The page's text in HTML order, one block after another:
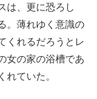
は、更に恐ろし
。薄れゆく意識の
くれるだろうとレ
女の家の浴槽であ
ていた。